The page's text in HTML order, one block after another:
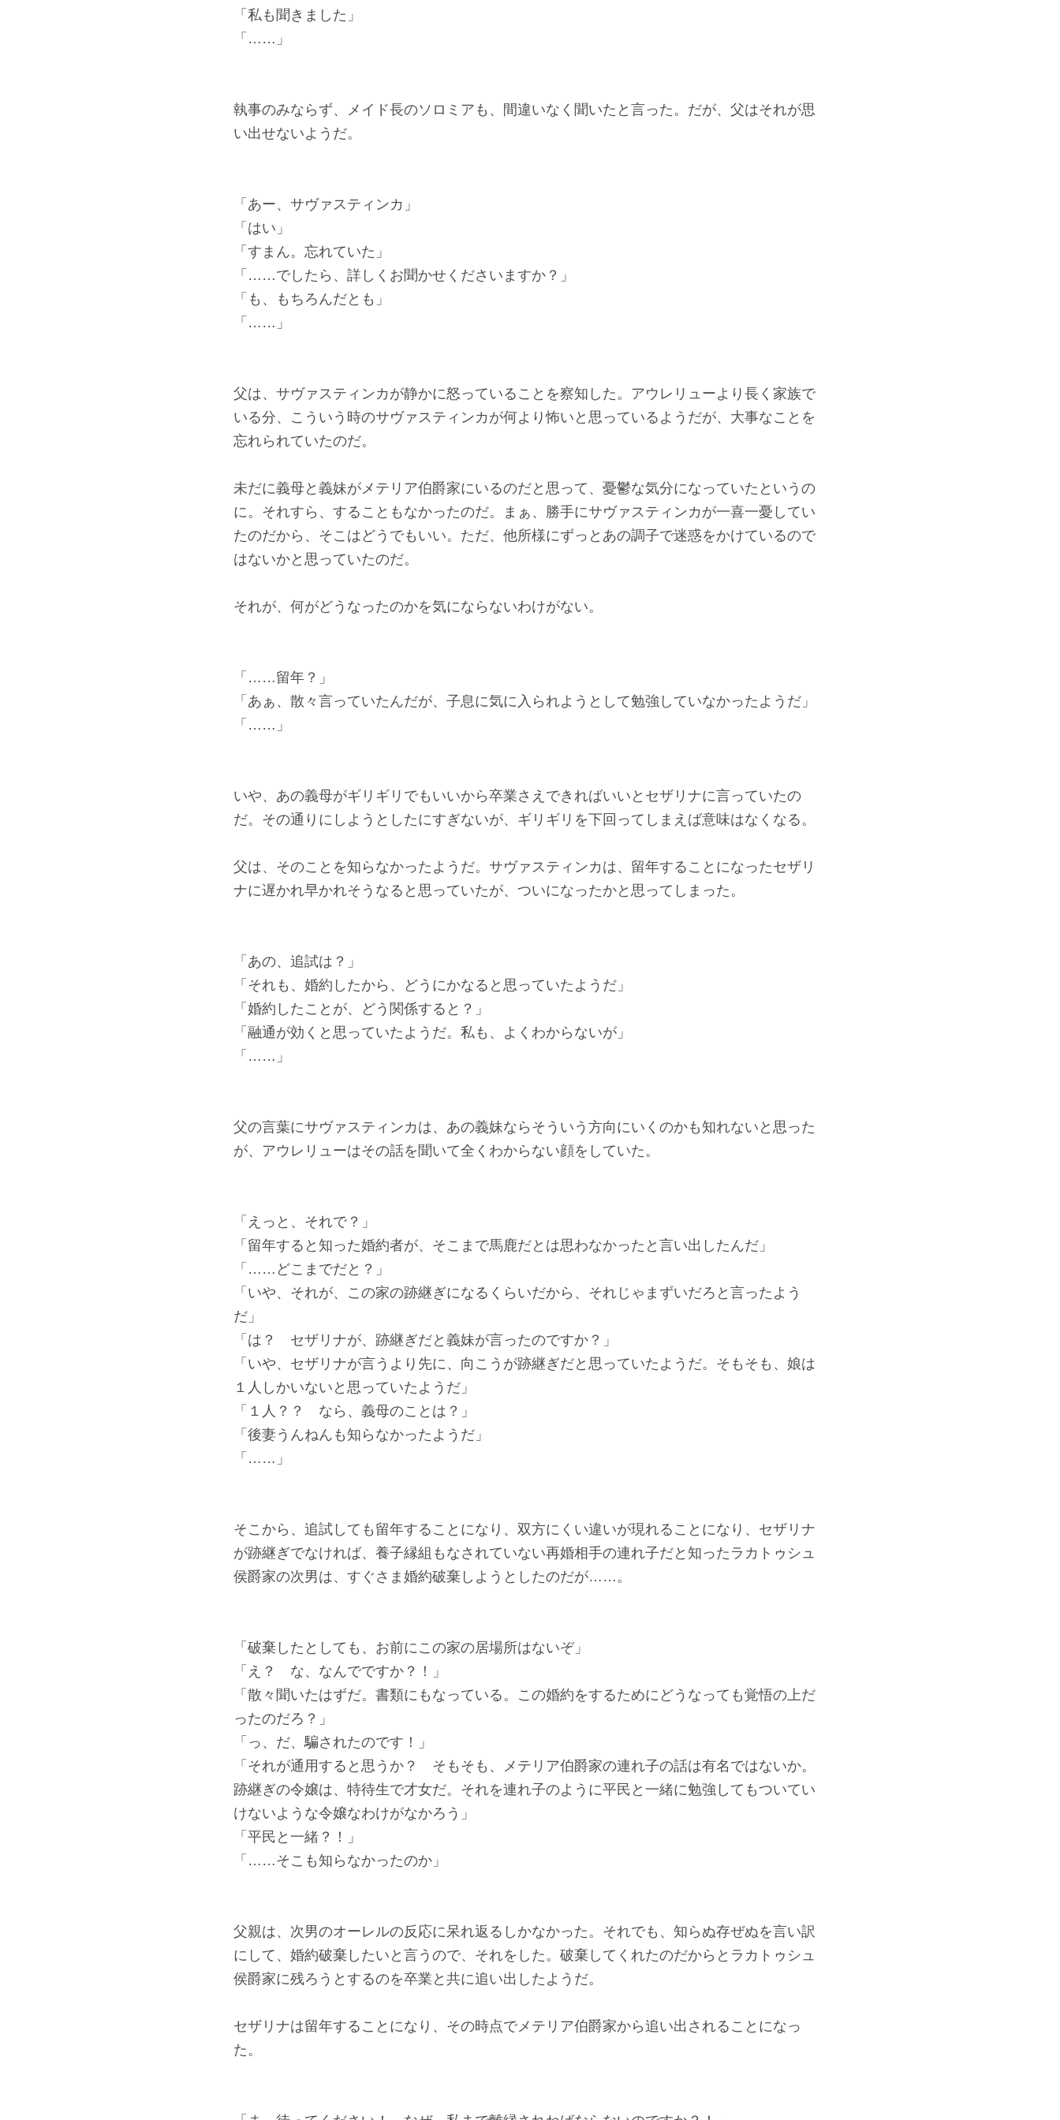
「私も聞きました」
「……」
執事のみならず、メイド長のソロミアも、間違いなく聞いたと言った。だが、父はそれが思
い出せないようだ。
「あー、サヴァスティンカ」
「はい」
「すまん。忘れていた」
「……でしたら、詳しくお聞かせくださいますか？」
「も、もちろんだとも」
「……」
父は、サヴァスティンカが静かに怒っていることを察知した。アウレリューより長く家族で
いる分、こういう時のサヴァスティンカが何より怖いと思っているようだが、大事なことを
忘れられていたのだ。
未だに義母と義妹がメテリア伯爵家にいるのだと思って、憂鬱な気分になっていたというの
に。それすら、することもなかったのだ。まぁ、勝手にサヴァスティンカが一喜一憂してい
たのだから、そこはどうでもいい。ただ、他所様にずっとあの調子で迷惑をかけているので
はないかと思っていたのだ。
それが、何がどうなったのかを気にならないわけがない。
「……留年？」
「あぁ、散々言っていたんだが、子息に気に入られようとして勉強していなかったようだ」
「……」
いや、あの義母がギリギリでもいいから卒業さえできればいいとセザリナに言っていたの
だ。その通りにしようとしたにすぎないが、ギリギリを下回ってしまえば意味はなくなる。
父は、そのことを知らなかったようだ。サヴァスティンカは、留年することになったセザリ
ナに遅かれ早かれそうなると思っていたが、ついになったかと思ってしまった。
「あの、追試は？」
「それも、婚約したから、どうにかなると思っていたようだ」
「婚約したことが、どう関係すると？」
「融通が効くと思っていたようだ。私も、よくわからないが」
「……」
父の言葉にサヴァスティンカは、あの義妹ならそういう方向にいくのかも知れないと思った
が、アウレリューはその話を聞いて全くわからない顔をしていた。
「えっと、それで？」
「留年すると知った婚約者が、そこまで馬鹿だとは思わなかったと言い出したんだ」
「……どこまでだと？」
「いや、それが、この家の跡継ぎになるくらいだから、それじゃまずいだろと言ったよう
だ」
「は？ セザリナが、跡継ぎだと義妹が言ったのですか？」
「いや、セザリナが言うより先に、向こうが跡継ぎだと思っていたようだ。そもそも、娘は
１人しかいないと思っていたようだ」
「１人？？ なら、義母のことは？」
「後妻うんねんも知らなかったようだ」
「……」
そこから、追試しても留年することになり、双方にくい違いが現れることになり、セザリナ
が跡継ぎでなければ、養子縁組もなされていない再婚相手の連れ子だと知ったラカトゥシュ
侯爵家の次男は、すぐさま婚約破棄しようとしたのだが……。
「破棄したとしても、お前にこの家の居場所はないぞ」
「え？ な、なんでですか？！」
「散々聞いたはずだ。書類にもなっている。この婚約をするためにどうなっても覚悟の上だ
ったのだろ？」
「っ、だ、騙されたのです！」
「それが通用すると思うか？ そもそも、メテリア伯爵家の連れ子の話は有名ではないか。
跡継ぎの令嬢は、特待生で才女だ。それを連れ子のように平民と一緒に勉強してもついてい
けないような令嬢なわけがなかろう」
「平民と一緒？！」
「……そこも知らなかったのか」
父親は、次男のオーレルの反応に呆れ返るしかなかった。それでも、知らぬ存ぜぬを言い訳
にして、婚約破棄したいと言うので、それをした。破棄してくれたのだからとラカトゥシュ
侯爵家に残ろうとするのを卒業と共に追い出したようだ。
セザリナは留年することになり、その時点でメテリア伯爵家から追い出されることになっ
た。